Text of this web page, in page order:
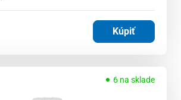
Kúpiť
6 na sklade